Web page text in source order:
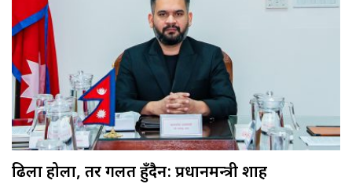
ढिला होला, तर गलत हुँदैन: प्रधानमन्त्री शाह